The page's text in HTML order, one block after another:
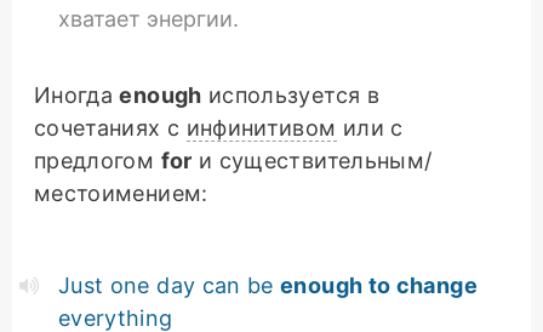
хватает энергии.
Иногдаenough используется в
сочетаниях с инфинитивом или с
предлогом for и существительным/
местоимением:
Just one day can beenough to change
everything